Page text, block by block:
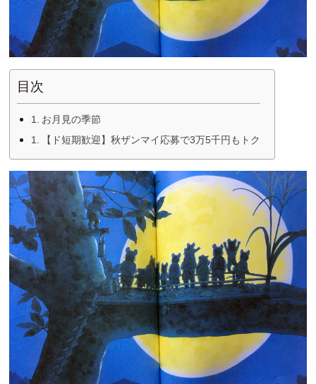
目次
お月見の季節
【ド短期歓迎】秋ザンマイ応募で3万5千円もトク